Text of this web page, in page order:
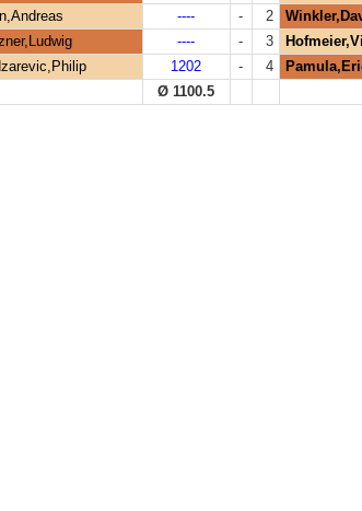
---- - 2
---- - 3
1202 - 4
Ø 1100.5